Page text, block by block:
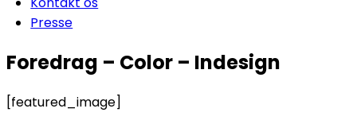
Presse
Foredrag – Color – Indesign
[featured_image]